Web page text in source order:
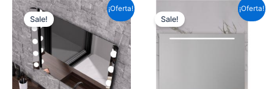
¡Oferta!
Sale!
Este
producto
tiene
múltiples
variantes.
Las
¡Oferta!
Sale!
Este